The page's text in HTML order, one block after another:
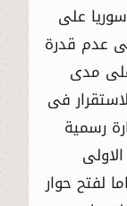
على
عدم قدرة
مدى
فى
رسمية
إلى سوريا منذ ١٧ عاما لفتح حوار